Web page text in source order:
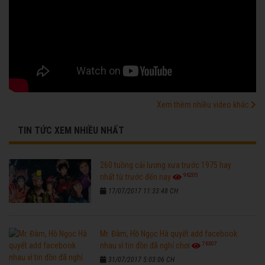
Xem thêm nhiều video khác
TIN TỨC XEM NHIỀU NHẤT
260 tuồng cải lương xưa trước 1975 hay
nhất từ trước đến nay
96205
17/07/2017 11:33:48 CH
Mr. Đàm, Hồ Ngọc Hà quyết add facebook
nhau vì tin đồn đã nghỉ chơi
76307
31/07/2017 5:03:06 CH